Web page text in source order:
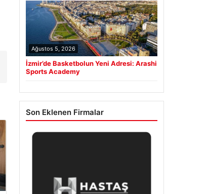
Ağustos 5, 2026
İzmir’de Basketbolun Yeni Adresi: Arashi
Sports Academy
Son Eklenen Firmalar